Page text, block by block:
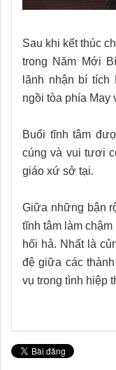
Sau khi kết thúc
trong Năm Mới
lãnh nhận bí
ngồi tòa phía May
Buổi tĩnh tâm
cúng và vui tươi
giáo xứ sở tại.
Giữa những bận
tĩnh tâm làm
hối hả. Nhất là
đệ giữa các
vụ trong tình hiệp